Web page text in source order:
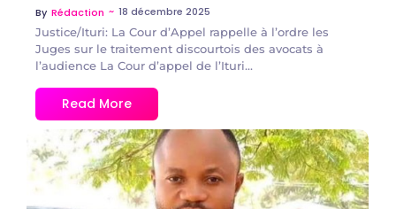
By Rédaction ~ 18 décembre 2025
Justice/Ituri: La Cour d’Appel rappelle à l’ordre les
Juges sur le traitement discourtois des avocats à
l’audience La Cour d’appel de l’Ituri...
Read More